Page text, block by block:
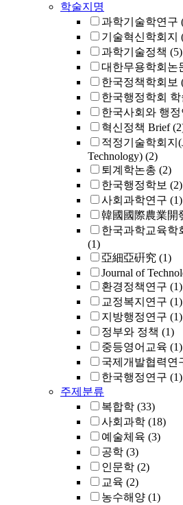
학술지명
과학기술학연구
기술혁신학회지
과학기술정책 (5)
대한무용학회논
한국정책학회보
한국행정학회
한국사회와 행정
혁신정책 Brief
적정기술학회지
Technology) (2)
퇴계학논총 (2)
한국행정학보 (2)
사회과학연구 (1)
韓國國際農業開
한국과학교육학
(1)
亞細亞硏究 (1)
Journal of
환경정책연구 (1)
교정복지연구 (1)
지방행정연구 (1)
정부와 정책 (1)
중등영어교육 (1)
국제개발협력연
한국행정연구 (1)
주제분류
복합학 (33)
사회과학 (18)
예술체육 (3)
공학 (3)
인문학 (2)
교육 (2)
농수해양 (1)